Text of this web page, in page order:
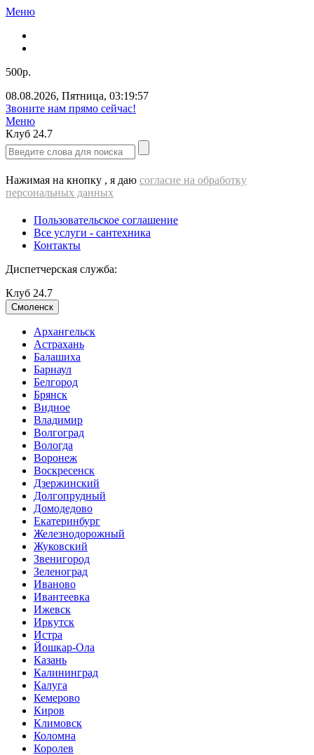
Меню
500р.
08.08.2026, Пятница, 03:19:58
Звоните нам прямо сейчас!
Меню
Клуб 24.7
Нажимая на кнопку , я даю согласие на обработку
персональных данных
Пользовательское соглашение
Все услуги - cантехника
Контакты
Диспетчерская служба:
Клуб 24.7
Смоленск
Архангельск
Астрахань
Балашиха
Барнаул
Белгород
Брянск
Видное
Владимир
Волгоград
Вологда
Воронеж
Воскресенск
Дзержинский
Долгопрудный
Домодедово
Екатеринбург
Железнодорожный
Жуковский
Звенигород
Зеленоград
Иваново
Ивантеевка
Ижевск
Иркутск
Истра
Йошкар-Ола
Казань
Калининград
Калуга
Кемерово
Киров
Климовск
Коломна
Королев